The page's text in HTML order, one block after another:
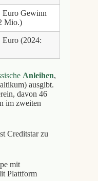
Euro Gewinn
Mio.)
(2024:
Anleihen,
ausgibt.
davon 46
im zweiten
Creditstar zu
mit
Plattform